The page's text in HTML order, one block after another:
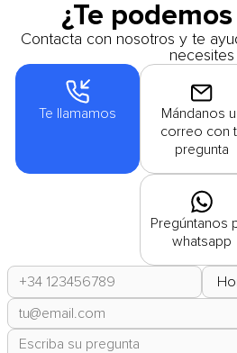
¿Te
Contacta con nosotros y te
necesites
Te llamamos
Mándanos
correo con
pregunta
Pregúntanos
whatsapp